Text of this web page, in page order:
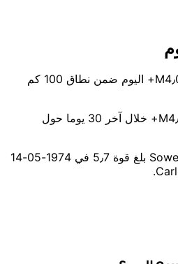
لم يتم رصد أي زلزال بقوة M4٫0+ اليوم ضمن نطاق 100 كم
لم يتم رصد أي حدث بقوة M4٫0+ خلال آخر 30 يوما حول
أقوى زلزال مسجل قرب Soweto بلغ قوة 5٫7 في 1974-05-14